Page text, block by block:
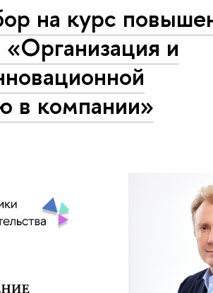
на курс
и
в компании»